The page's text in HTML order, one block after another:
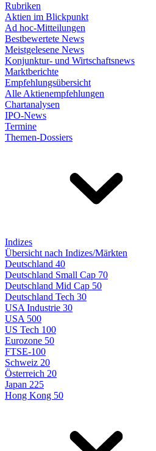
Rubriken
Aktien im Blickpunkt
Ad hoc-Mitteilungen
Bestbewertete News
Meistgelesene News
Konjunktur- und Wirtschaftsnews
Marktberichte
Empfehlungsübersicht
Alle Aktienempfehlungen
Chartanalysen
IPO-News
Termine
Themen-Dossiers
Indizes
Übersicht nach Indizes/Märkten
Deutschland 40
Deutschland Small Cap 70
Deutschland Mid Cap 50
Deutschland Tech 30
USA Industrie 30
USA 500
US Tech 100
Eurozone 50
FTSE-100
Schweiz 20
Österreich 20
Japan 225
Hong Kong 50